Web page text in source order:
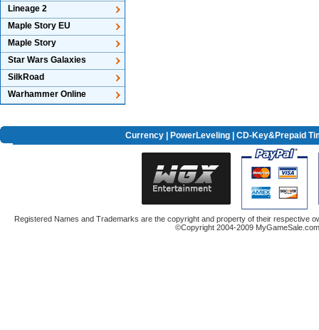
Lineage 2
Maple Story EU
Maple Story
Star Wars Galaxies
SilkRoad
Warhammer Online
Currency| PowerLeveling| CD-Key&Prepaid
Registered Names and Trademarks are the copyright and property of their respective
©Copyright 2004-2009